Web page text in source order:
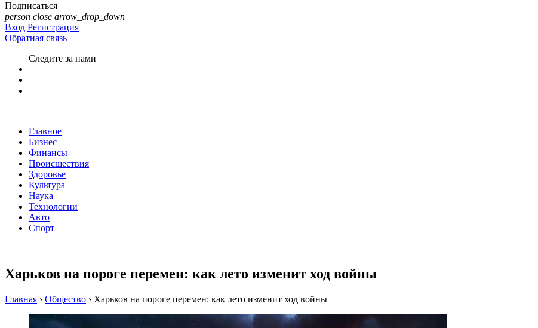
Подписаться
person close arrow_drop_down
Вход Регистрация
Обратная связь
Следите за нами
Главное
Бизнес
Финансы
Происшествия
Здоровье
Культура
Наука
Технологии
Авто
Спорт
Харьков на пороге перемен: как лето изменит ход войны
Главная › Общество › Харьков на пороге перемен: как лето изменит ход войны